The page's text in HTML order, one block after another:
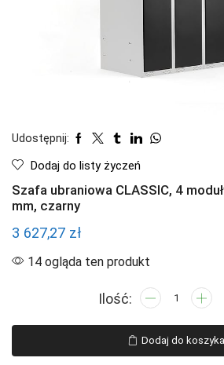
Udostępnij:
Dodaj do listy życzeń
Szafa ubraniowa CLASSIC, 4
mm, czarny
3 627,27 zł
14 ogląda ten produkt
ilość
ubraniowa
CLASSIC,
Dodaj do koszyka